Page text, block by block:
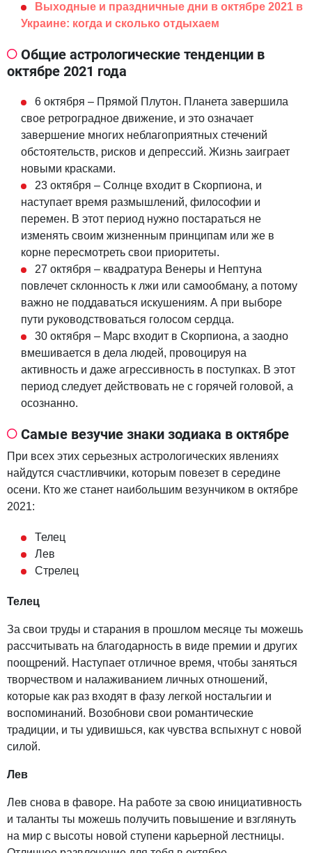
Выходные и праздничные дни в октябре 2021 в
Украине: когда и сколько отдыхаем
Общие астрологические тенденции в
октябре 2021 года
6 октября – Прямой Плутон. Планета завершила
свое ретроградное движение, и это означает
завершение многих неблагоприятных стечений
обстоятельств, рисков и депрессий. Жизнь заиграет
новыми красками.
23 октября – Солнце входит в Скорпиона, и
наступает время размышлений, философии и
перемен. В этот период нужно постараться не
изменять своим жизненным принципам или же в
корне пересмотреть свои приоритеты.
27 октября – квадратура Венеры и Нептуна
повлечет склонность к лжи или самообману, а потому
важно не поддаваться искушениям. А при выборе
пути руководствоваться голосом сердца.
30 октября – Марс входит в Скорпиона, а заодно
вмешивается в дела людей, провоцируя на
активность и даже агрессивность в поступках. В этот
период следует действовать не с горячей головой, а
осознанно.
Самые везучие знаки зодиака в октябре
При всех этих серьезных астрологических явлениях
найдутся счастливчики, которым повезет в середине
осени. Кто же станет наибольшим везунчиком в октябре
2021:
Телец
Лев
Стрелец
Телец
За свои труды и старания в прошлом месяце ты можешь
рассчитывать на благодарность в виде премии и других
поощрений. Наступает отличное время, чтобы заняться
творчеством и налаживанием личных отношений,
которые как раз входят в фазу легкой ностальгии и
воспоминаний. Возобнови свои романтические
традиции, и ты удивишься, как чувства вспыхнут с новой
силой.
Лев
Лев снова в фаворе. На работе за свою инициативность
и таланты ты можешь получить повышение и взглянуть
на мир с высоты новой ступени карьерной лестницы.